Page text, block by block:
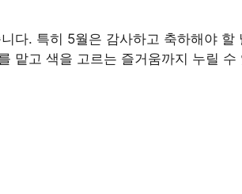
다. 특히 5월은 감사하고 축하해야
맡고 색을 고르는 즐거움까지 누릴